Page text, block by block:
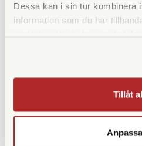
Dessa kan i sin tur kombinera
information som du har
Tillåt
Närgräns (m) 5
Batteritid ca